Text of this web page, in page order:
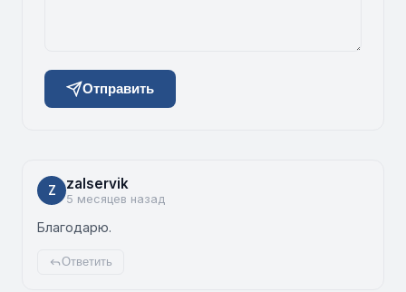
Отправить
Z zalservik
5 месяцев назад
Благодарю.
Ответить